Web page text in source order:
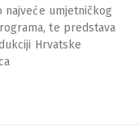
najveće umjetničkog
te predstava
Hrvatske